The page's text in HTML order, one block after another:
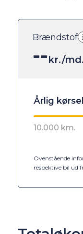
Brændstof
--kr./md.
Ovenstående
respektive bil ud